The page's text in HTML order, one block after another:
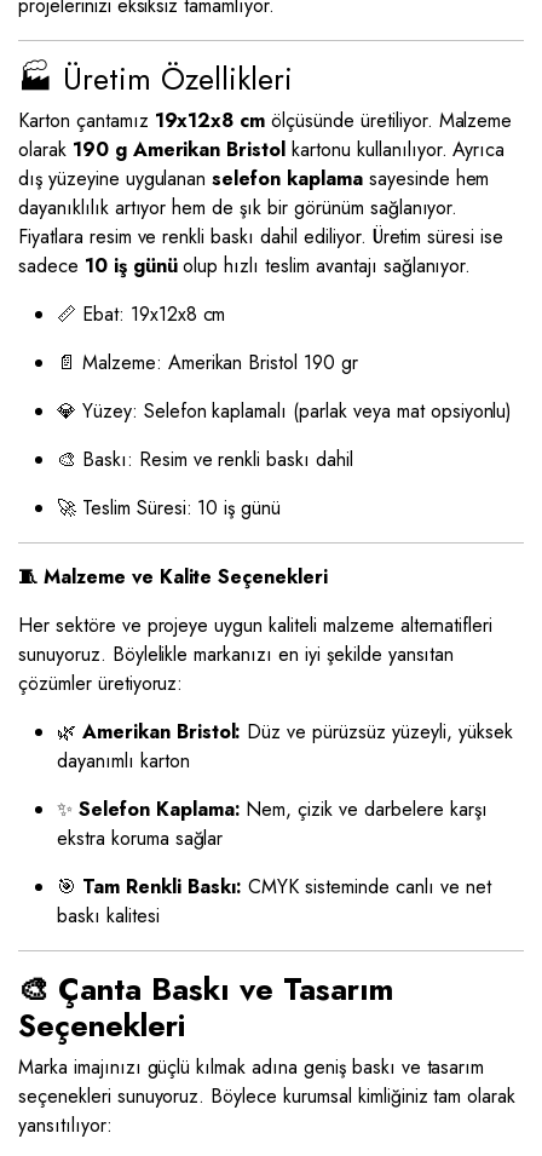
🏭 Üretim Özellikleri
Karton çantamız 19x12x8 cm ölçüsünde üretiliyor. Malzeme
olarak 190 g Amerikan Bristol kartonu kullanılıyor. Ayrıca
dış yüzeyine uygulananselefon kaplamasayesinde hem
dayanıklılık artıyor hem de şık bir görünüm sağlanıyor.
Fiyatlara resim ve renkli baskı dahil ediliyor. Üretim süresi ise
sadece 10 iş günüolup hızlı teslim avantajı sağlanıyor.
📏 Ebat: 19x12x8 cm
📄 Malzeme: Amerikan Bristol 190 gr
💎 Yüzey: Selefon kaplamalı (parlak veya mat opsiyonlu)
🎨 Baskı: Resim ve renkli baskı dahil
🚀 Teslim Süresi: 10 iş günü
🧵 Malzeme ve Kalite Seçenekleri
Her sektöre ve projeye uygun kaliteli malzeme alternatifleri
sunuyoruz. Böylelikle markanızı en iyi şekilde yansıtan
çözümler üretiyoruz:
🌿 Amerikan Bristol: Düz ve pürüzsüz yüzeyli, yüksek
dayanımlı karton
✨ Selefon Kaplama: Nem, çizik ve darbelere karşı
ekstra koruma sağlar
🎯 Tam Renkli Baskı: CMYK sisteminde canlı ve net
baskı kalitesi
🎨 Çanta Baskı ve Tasarım
Seçenekleri
Marka imajınızı güçlü kılmak adına geniş baskı ve tasarım
seçenekleri sunuyoruz. Böylece kurumsal kimliğiniz tam olarak
yansıtılıyor: